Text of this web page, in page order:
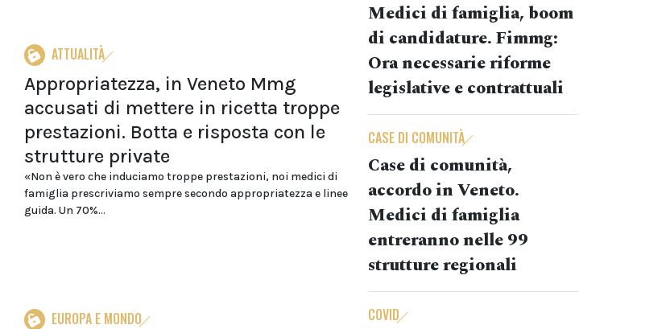
ATTUALITÀ
Appropriatezza, in Veneto Mmg
accusati di mettere in ricetta troppe
prestazioni. Botta e risposta con le
strutture private
«Non è vero che induciamo troppe prestazioni, noi medici di
famiglia prescriviamo sempre secondo appropriatezza e linee
guida. Un 70%...
EUROPA E MONDO
Medici di famiglia, boom
di candidature. Fimmg:
Ora necessarie riforme
legislative e contrattuali
CASE DI COMUNITÀ
Case di comunità,
accordo in Veneto.
Medici di famiglia
entreranno nelle 99
strutture regionali
COVID